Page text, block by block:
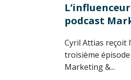
podcast
Cyril Attias reçoit
troisième
Marketing &...